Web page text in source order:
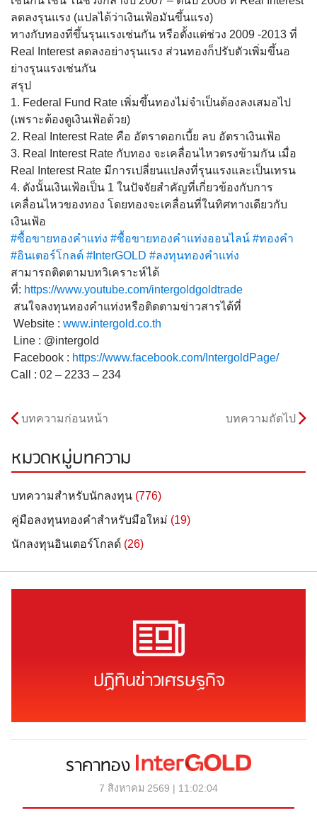
ลดลงรุนแรง (แปลได้ว่าเงินเฟ้อมันขึ้นแรง)
ทางกับทองที่ขึ้นรุนแรงเช่นกัน หรือตั้งแต่ช่วง 2009 -2013 ที่
Real Interest ลดลงอย่างรุนแรง ส่วนทองก็ปรับตัวเพิ่มขึ้นอ
ย่างรุนแรงเช่นกัน
สรุป
1. Federal Fund Rate เพิ่มขึ้นทองไม่จำเป็นต้องลงเสมอไป
(เพราะต้องดูเงินเฟ้อด้วย)
2. Real Interest Rate คือ อัตราดอกเบี้ย ลบ อัตราเงินเฟ้อ
3. Real Interest Rate กับทอง จะเคลื่อนไหวตรงข้ามกัน เมื่อ
Real Interest Rate มีการเปลี่ยนแปลงที่รุนแรงและเป็นเทรน
4. ดังนั้นเงินเฟ้อเป็น 1 ในปัจจัยสำคัญที่เกี่ยวข้องกับการ
เคลื่อนไหวของทอง โดยทองจะเคลื่อนที่ในทิศทางเดียวกับ
เงินเฟ้อ
#ซื้อขายทองคำแท่ง #ซื้อขายทองคำแท่งออนไลน์ #ทองคำ
#อินเตอร์โกลด์ #InterGOLD #ลงทุนทองคำแท่ง
สามารถติดตามบทวิเคราะห์ได้
ที่: https://www.youtube.com/intergoldgoldtrade
สนใจลงทุนทองคำแท่งหรือติดตามข่าวสารได้ที่
Website : www.intergold.co.th
Line : @intergold
Facebook : https://www.facebook.com/IntergoldPage/
Call : 02 – 2233 – 234
บทความก่อนหน้า บทความถัดไป
หมวดหมู่บทความ
บทความสำหรับนักลงทุน (776)
คู่มือลงทุนทองคำสำหรับมือใหม่ (19)
นักลงทุนอินเตอร์โกลด์ (26)
ปฏิทินข่าวเศรษฐกิจ
ราคาทอง
7 สิงหาคม 2569 | 11:02:04